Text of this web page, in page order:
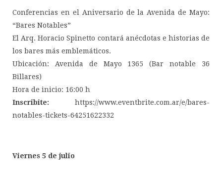
Conferencias en el Aniversario de la Avenida de Mayo:
“Bares Notables”
El Arq. Horacio Spinetto contará anécdotas e historias de
los bares más emblemáticos.
Ubicación: Avenida de Mayo 1365 (Bar notable 36
Billares)
Hora de inicio: 16:00 h
Inscribite: https://www.eventbrite.com.ar/e/bares-
notables-tickets-64251622332
Viernes 5 de julio